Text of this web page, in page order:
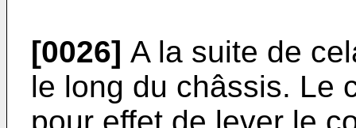
[0026] A la suite de
le long du châssis. Le